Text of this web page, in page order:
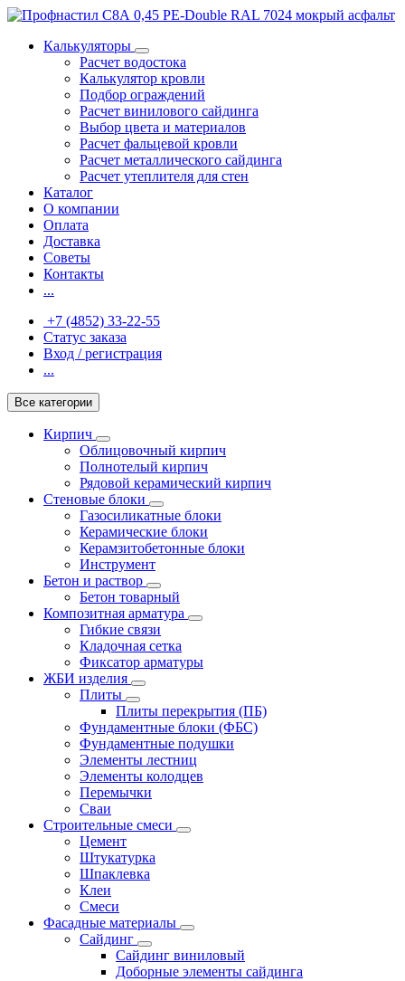
Калькуляторы
Расчет водостока
Калькулятор кровли
Подбор ограждений
Расчет винилового сайдинга
Выбор цвета и материалов
Расчет фальцевой кровли
Расчет металлического сайдинга
Расчет утеплителя для стен
Каталог
О компании
Оплата
Доставка
Советы
Контакты
...
+7 (4852) 33-22-55
Статус заказа
Вход / регистрация
...
Все категории
Кирпич
Облицовочный кирпич
Полнотелый кирпич
Рядовой керамический кирпич
Стеновые блоки
Газосиликатные блоки
Керамические блоки
Керамзитобетонные блоки
Инструмент
Бетон и раствор
Бетон товарный
Композитная арматура
Гибкие связи
Кладочная сетка
Фиксатор арматуры
ЖБИ изделия
Плиты
Плиты перекрытия (ПБ)
Фундаментные блоки (ФБС)
Фундаментные подушки
Элементы лестниц
Элементы колодцев
Перемычки
Сваи
Строительные смеси
Цемент
Штукатурка
Шпаклевка
Клеи
Смеси
Фасадные материалы
Сайдинг
Сайдинг виниловый
Доборные элементы сайдинга